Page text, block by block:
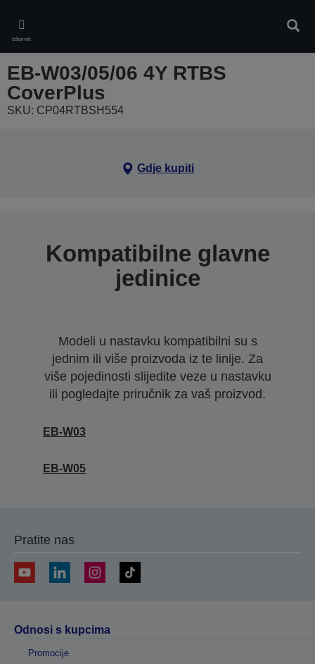
main
content
Izbornik
EB-W03/05/06 4Y RTBS
CoverPlus
SKU: CP04RTBSH554
Gdje kupiti
Kompatibilne glavne
jedinice
Modeli u nastavku kompatibilni su s
jednim ili više proizvoda iz te linije. Za
više pojedinosti slijedite veze u nastavku
ili pogledajte priručnik za vaš proizvod.
EB-W03
EB-W05
Pratite nas
Odnosi s kupcima
Promocije